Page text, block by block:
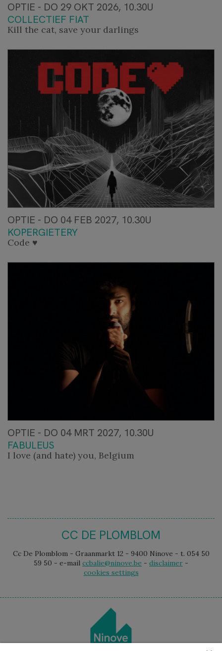
OPTIE - DO 29 OKT 2026, 10.30U
COLLECTIEF FIAT
Kill the cat, save your darlings
OPTIE - DO 04 FEB 2027, 10.30U
KOPERGIETERY
Code ♥
OPTIE - DO 04 MRT 2027, 10.30U
FABULEUS
I love (and hate) you, Belgium
CC DE PLOMBLOM
Cc De Plomblom - Graanmarkt 12 - 9400 Ninove - t. 054 50
59 50 - e-mail ccbalie@ninove.be - disclaimer -
cookies settings